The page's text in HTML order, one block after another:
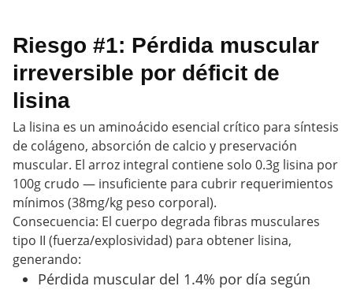
Riesgo #1: Pérdida muscular
irreversible por déficit de
lisina
La lisina es un aminoácido esencial crítico para síntesis
de colágeno, absorción de calcio y preservación
muscular. El arroz integral contiene solo 0.3g lisina por
100g crudo — insuficiente para cubrir requerimientos
mínimos (38mg/kg peso corporal).
Consecuencia: El cuerpo degrada fibras musculares
tipo II (fuerza/explosividad) para obtener lisina,
generando:
Pérdida muscular del 1.4% por día según